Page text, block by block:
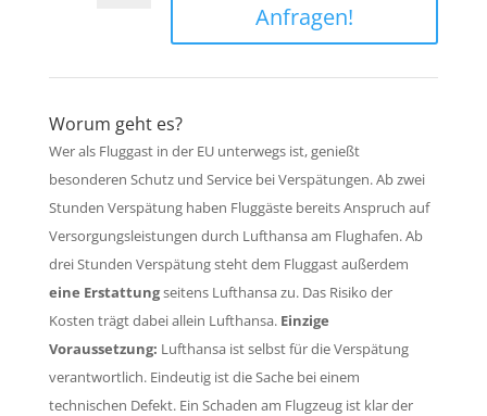
Anfragen!
Worum geht es?
Wer als Fluggast in der EU unterwegs ist, genießt
besonderen Schutz und Service bei Verspätungen. Ab zwei
Stunden Verspätung haben Fluggäste bereits Anspruch auf
Versorgungsleistungen durch Lufthansa am Flughafen. Ab
drei Stunden Verspätung steht dem Fluggast außerdem
eine Erstattungseitens Lufthansa zu. Das Risiko der
Kosten trägt dabei allein Lufthansa. Einzige
Voraussetzung: Lufthansa ist selbst für die Verspätung
verantwortlich. Eindeutig ist die Sache bei einem
technischen Defekt. Ein Schaden am Flugzeug ist klar der